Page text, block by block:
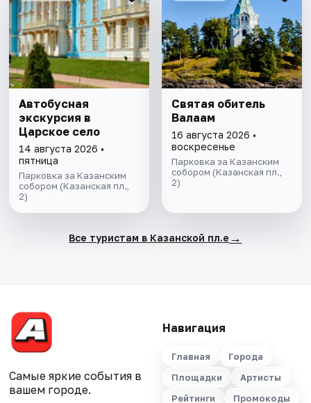
Автобусная
экскурсия в
Царское село
14 августа 2026 •
пятница
Парковка за Казанским
собором (Казанская пл.,
2)
Святая обитель
Валаам
16 августа 2026 •
воскресенье
Парковка за Казанским
собором (Казанская пл.,
2)
Все туристам в Казанской пл.е →
Самые яркие события в
вашем городе.
Навигация
Главная
Города
Площадки
Артисты
Рейтинги
Промокоды